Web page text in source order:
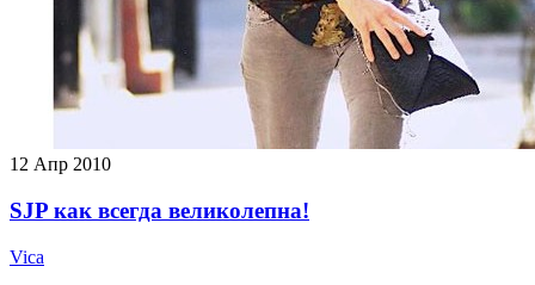
12 Апр 2010
SJP как всегда великолепна!
Vica